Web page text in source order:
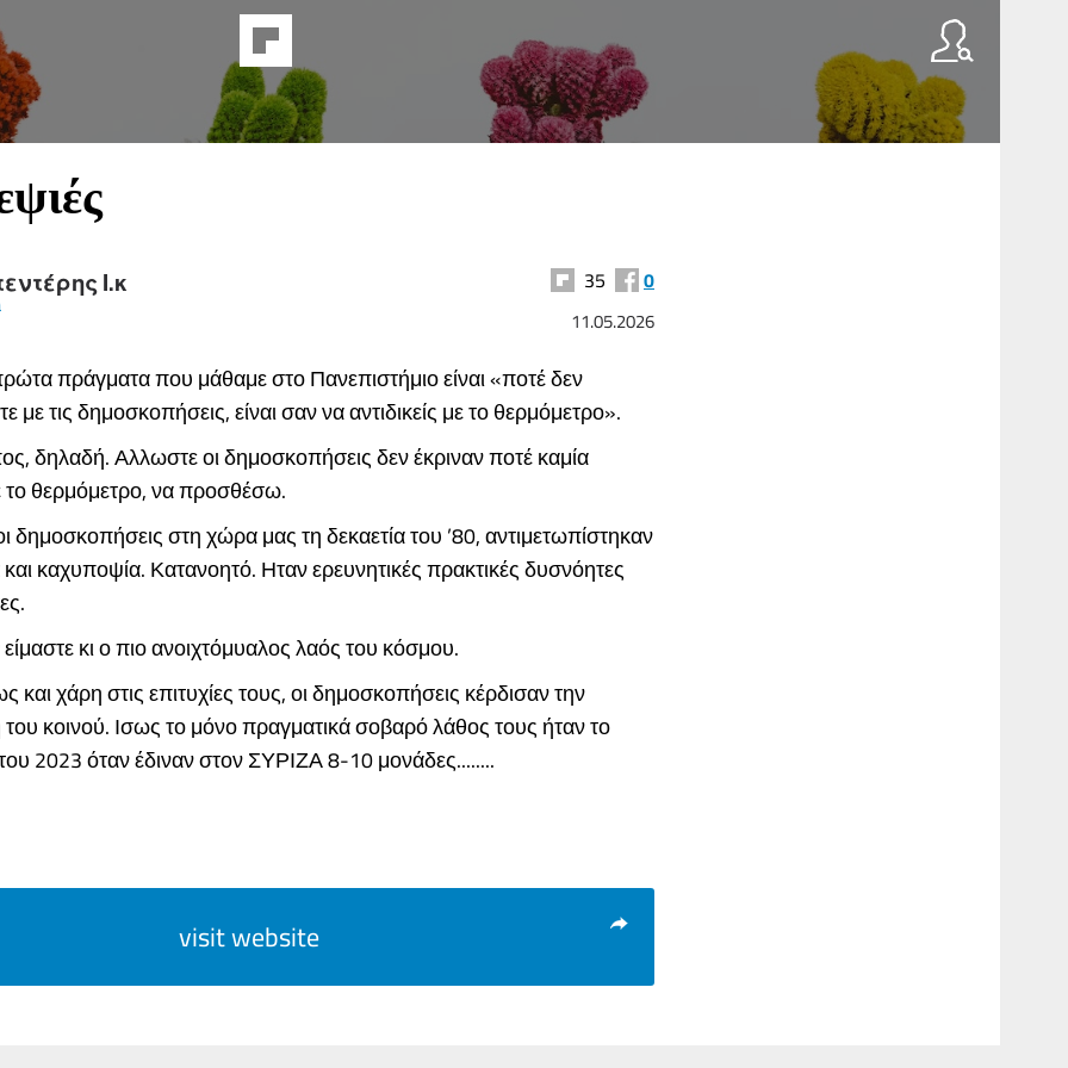
Ι.κ 35 0
11.05.2026
πράγματα που μάθαμε στο Πανεπιστήμιο είναι «ποτέ δεν
τις δημοσκοπήσεις, είναι σαν να αντιδικείς με το θερμόμετρο».
δηλαδή. Αλλωστε οι δημοσκοπήσεις δεν έκριναν ποτέ καμία
θερμόμετρο, να προσθέσω.
δημοσκοπήσεις στη χώρα μας τη δεκαετία του ’80, αντιμετωπίστηκαν
καχυποψία. Κατανοητό. Ηταν ερευνητικές πρακτικές δυσνόητες
κι ο πιο ανοιχτόμυαλος λαός του κόσμου.
και χάρη στις επιτυχίες τους, οι δημοσκοπήσεις κέρδισαν την
κοινού. Ισως το μόνο πραγματικά σοβαρό λάθος τους ήταν το
2023 όταν έδιναν στον ΣΥΡΙΖΑ 8-10 μονάδες........
visit website